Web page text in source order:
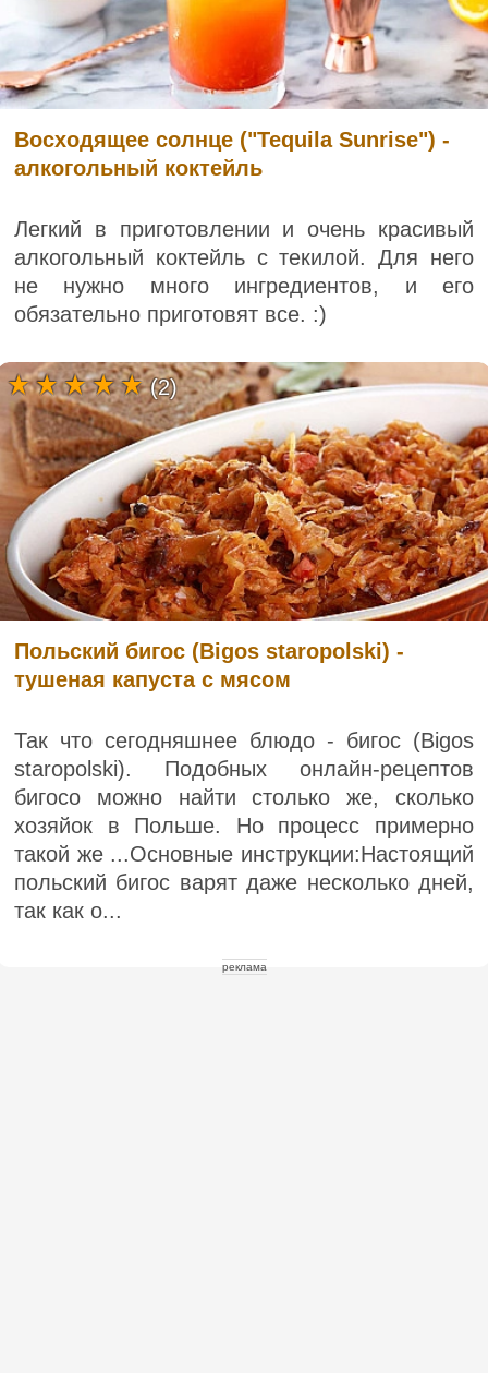
Восходящее солнце ("Tequila Sunrise") -
алкогольный коктейль
Легкий в приготовлении и очень красивый
алкогольный коктейль с текилой. Для него
не нужно много ингредиентов, и его
обязательно приготовят все. :)
Польский бигос (Bigos staropolski) -
тушеная капуста с мясом
Так что сегодняшнее блюдо - бигос (Bigos
staropolski). Подобных онлайн-рецептов
бигосо можно найти столько же, сколько
хозяйок в Польше. Но процесс примерно
такой же ...Основные инструкции:Настоящий
польский бигос варят даже несколько дней,
так как о...
(2)
реклама